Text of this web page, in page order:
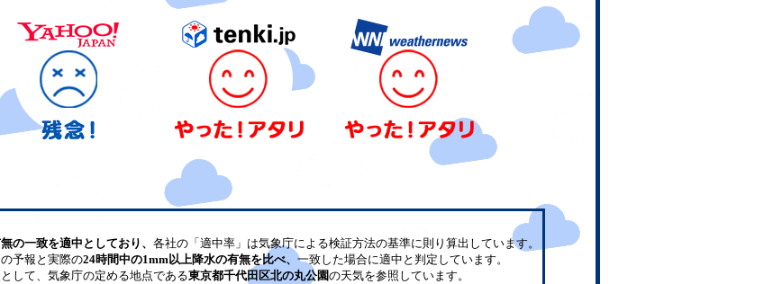
の一致を適中としており、 各社の「適中率」は気象庁による検証方法の基準に則り算出しています。
予報と実際の24時間中の1mm以上降水の有無を比べ、 一致した場合に適中と判定しています。
して、気象庁の定める地点である東京都千代田区北の丸公園の天気を参照しています。